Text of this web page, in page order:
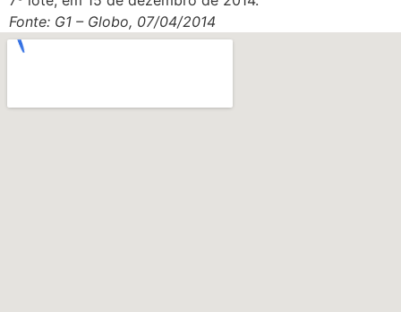
Fonte: G1 – Globo, 07/04/2014